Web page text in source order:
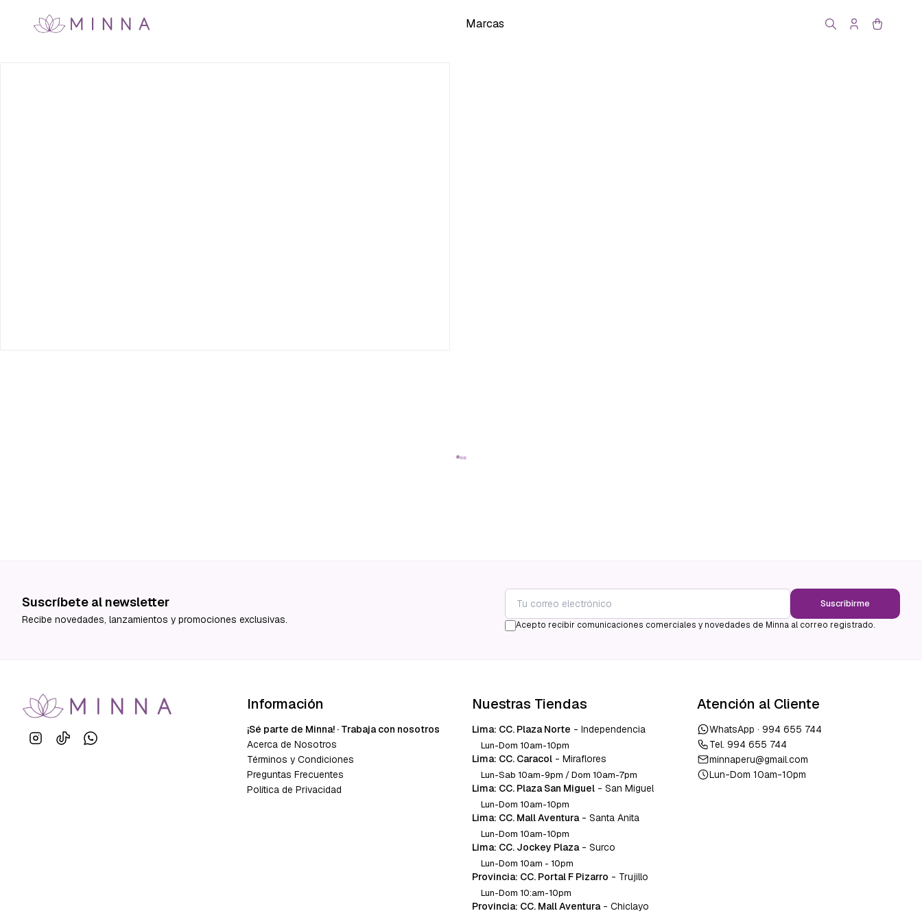
Marcas
Suscríbete al newsletter
Recibe novedades, lanzamientos y promociones exclusivas.
Suscribirme
Acepto recibir comunicaciones comerciales y novedades de Minna al correo registrado.
Información
¡Sé parte de Minna! · Trabaja con nosotros
Acerca de Nosotros
Términos y Condiciones
Preguntas Frecuentes
Política de Privacidad
Nuestras Tiendas
Lima: CC. Plaza Norte - Independencia
Lun-Dom 10am-10pm
Lima: CC. Caracol - Miraflores
Lun-Sab 10am-9pm / Dom 10am-7pm
Lima: CC. Plaza San Miguel - San Miguel
Lun-Dom 10am-10pm
Lima: CC. Mall Aventura - Santa Anita
Lun-Dom 10am-10pm
Lima: CC. Jockey Plaza - Surco
Lun-Dom 10am - 10pm
Provincia: CC. Portal F Pizarro - Trujillo
Lun-Dom 10:am-10pm
Provincia: CC. Mall Aventura - Chiclayo
Atención al Cliente
WhatsApp · 994 655 744
Tel. 994 655 744
minnaperu@gmail.com
Lun-Dom 10am-10pm